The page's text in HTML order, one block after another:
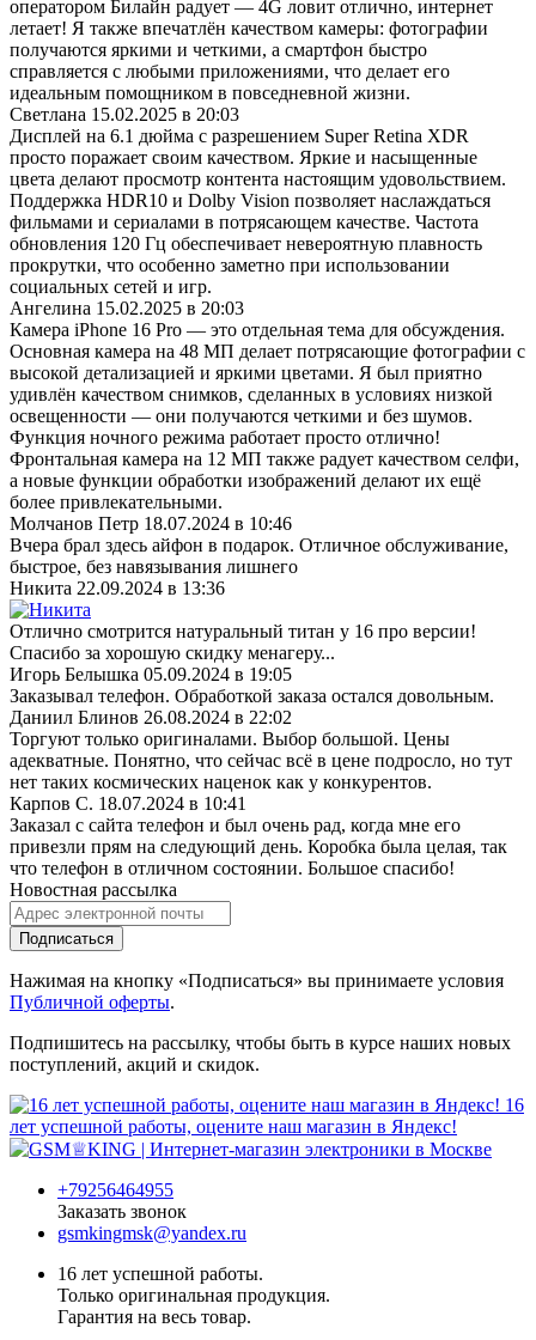
оператором Билайн радует — 4G ловит отлично, интернет
летает! Я также впечатлён качеством камеры: фотографии
получаются яркими и четкими, а смартфон быстро
справляется с любыми приложениями, что делает его
идеальным помощником в повседневной жизни.
Светлана 15.02.2025 в 20:03
Дисплей на 6.1 дюйма с разрешением Super Retina XDR
просто поражает своим качеством. Яркие и насыщенные
цвета делают просмотр контента настоящим удовольствием.
Поддержка HDR10 и Dolby Vision позволяет наслаждаться
фильмами и сериалами в потрясающем качестве. Частота
обновления 120 Гц обеспечивает невероятную плавность
прокрутки, что особенно заметно при использовании
социальных сетей и игр.
Ангелина 15.02.2025 в 20:03
Камера iPhone 16 Pro — это отдельная тема для обсуждения.
Основная камера на 48 МП делает потрясающие фотографии с
высокой детализацией и яркими цветами. Я был приятно
удивлён качеством снимков, сделанных в условиях низкой
освещенности — они получаются четкими и без шумов.
Функция ночного режима работает просто отлично!
Фронтальная камера на 12 МП также радует качеством селфи,
а новые функции обработки изображений делают их ещё
более привлекательными.
Молчанов Петр 18.07.2024 в 10:46
Вчера брал здесь айфон в подарок. Отличное обслуживание,
быстрое, без навязывания лишнего
Никита 22.09.2024 в 13:36
Отлично смотрится натуральный титан у 16 про версии!
Спасибо за хорошую скидку менагеру...
Игорь Белышка 05.09.2024 в 19:05
Заказывал телефон. Обработкой заказа остался довольным.
Даниил Блинов 26.08.2024 в 22:02
Торгуют только оригиналами. Выбор большой. Цены
адекватные. Понятно, что сейчас всё в цене подросло, но тут
нет таких космических наценок как у конкурентов.
Карпов С. 18.07.2024 в 10:41
Заказал с сайта телефон и был очень рад, когда мне его
привезли прям на следующий день. Коробка была целая, так
что телефон в отличном состоянии. Большое спасибо!
Новостная рассылка
Подписаться
Нажимая на кнопку «Подписаться» вы принимаете условия
Публичной оферты.
Подпишитесь на рассылку, чтобы быть в курсе наших новых
поступлений, акций и скидок.
16
лет успешной работы, оцените наш магазин в Яндекс!
+79256464955
Заказать звонок
gsmkingmsk@yandex.ru
16 лет успешной работы.
Только оригинальная продукция.
Гарантия на весь товар.